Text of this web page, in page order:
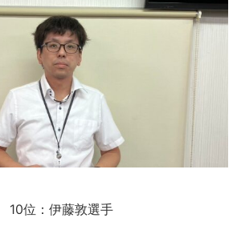
10位：伊藤敦選手